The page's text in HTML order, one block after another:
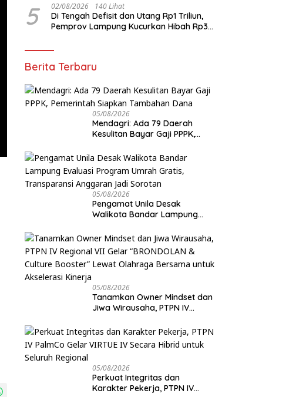
5 02/08/2026 140 Lihat
Di Tengah Defisit dan Utang Rp1 Triliun,
Pemprov Lampung Kucurkan Hibah Rp35
Berita Terbaru
05/08/2026
Mendagri: Ada 79 Daerah
Kesulitan Bayar Gaji PPPK,
Dana
05/08/2026
Pengamat Unila Desak
Walikota Bandar Lampung
Gratis, Transparansi Anggaran
Jadi Sorotan
05/08/2026
Tanamkan Owner Mindset dan
Jiwa Wirausaha, PTPN IV
“BRONDOLAN & Culture
Booster” Lewat Olahraga
Bersama untuk Akselerasi
05/08/2026
Perkuat Integritas dan
Karakter Pekerja, PTPN IV